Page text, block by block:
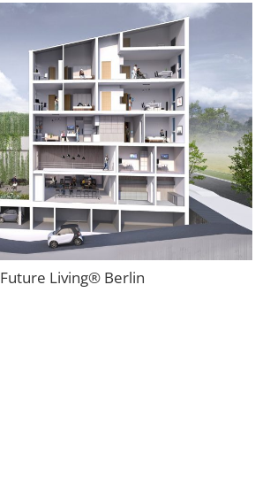
Future Living® Berlin